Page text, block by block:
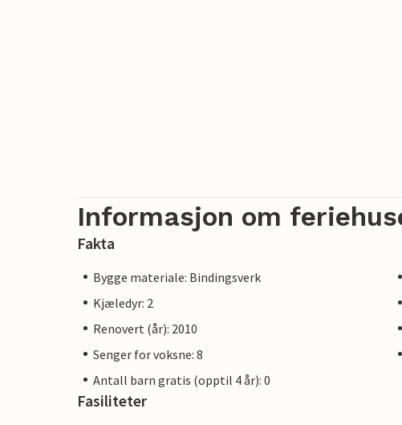
Informasjon om
Fakta
Bygge materiale: Bindingsverk
Kjæledyr: 2
Renovert (år): 2010
Senger for voksne: 8
Antall barn gratis (opptil 4 år): 0
Fasiliteter